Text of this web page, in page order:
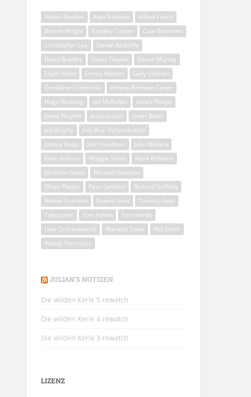
Adrian Rawlins Alan Rickman
Alfred Enoch
Bonnie Wright
Bradley Cooper
Cate Blanchett
Christopher Lee
Daniel Radcliffe
David Bradley
David Thewlis
Devon Murray
Elijah Wood
Emma Watson
Gary Oldman
Geraldine Somerville
Helena Bonham Carter
Hugo Weaving
Ian McKellen
James Phelps
Jamie Waylett
Jason Isaacs
Javier Botet
Jed Brophy
Jimi Blue Ochsenknecht
Johnny Depp
Josh Herdman
Julie Walters
Katie Jackson
Maggie Smith
Mark Williams
Matthew Lewis
Michael Gambon
Oliver Phelps
Peter Jackson
Richard Griffiths
Robbie Coltrane
Rupert Grint
Timothy Spall
Toby Jones
Tom Felton
Tom Hanks
Uwe Ochsenknecht
Warwick Davis
Will Smith
Woody Harrelson
JULIAN’S NOTIZEN
Die wilden Kerle 5 rewatch
Die wilden Kerle 4 rewatch
Die wilden Kerle 3 rewatch
LIZENZ